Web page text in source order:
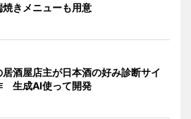
焼きメニューも用意
酒屋店主が日本酒の好み診断サイ
生成AI使って開発